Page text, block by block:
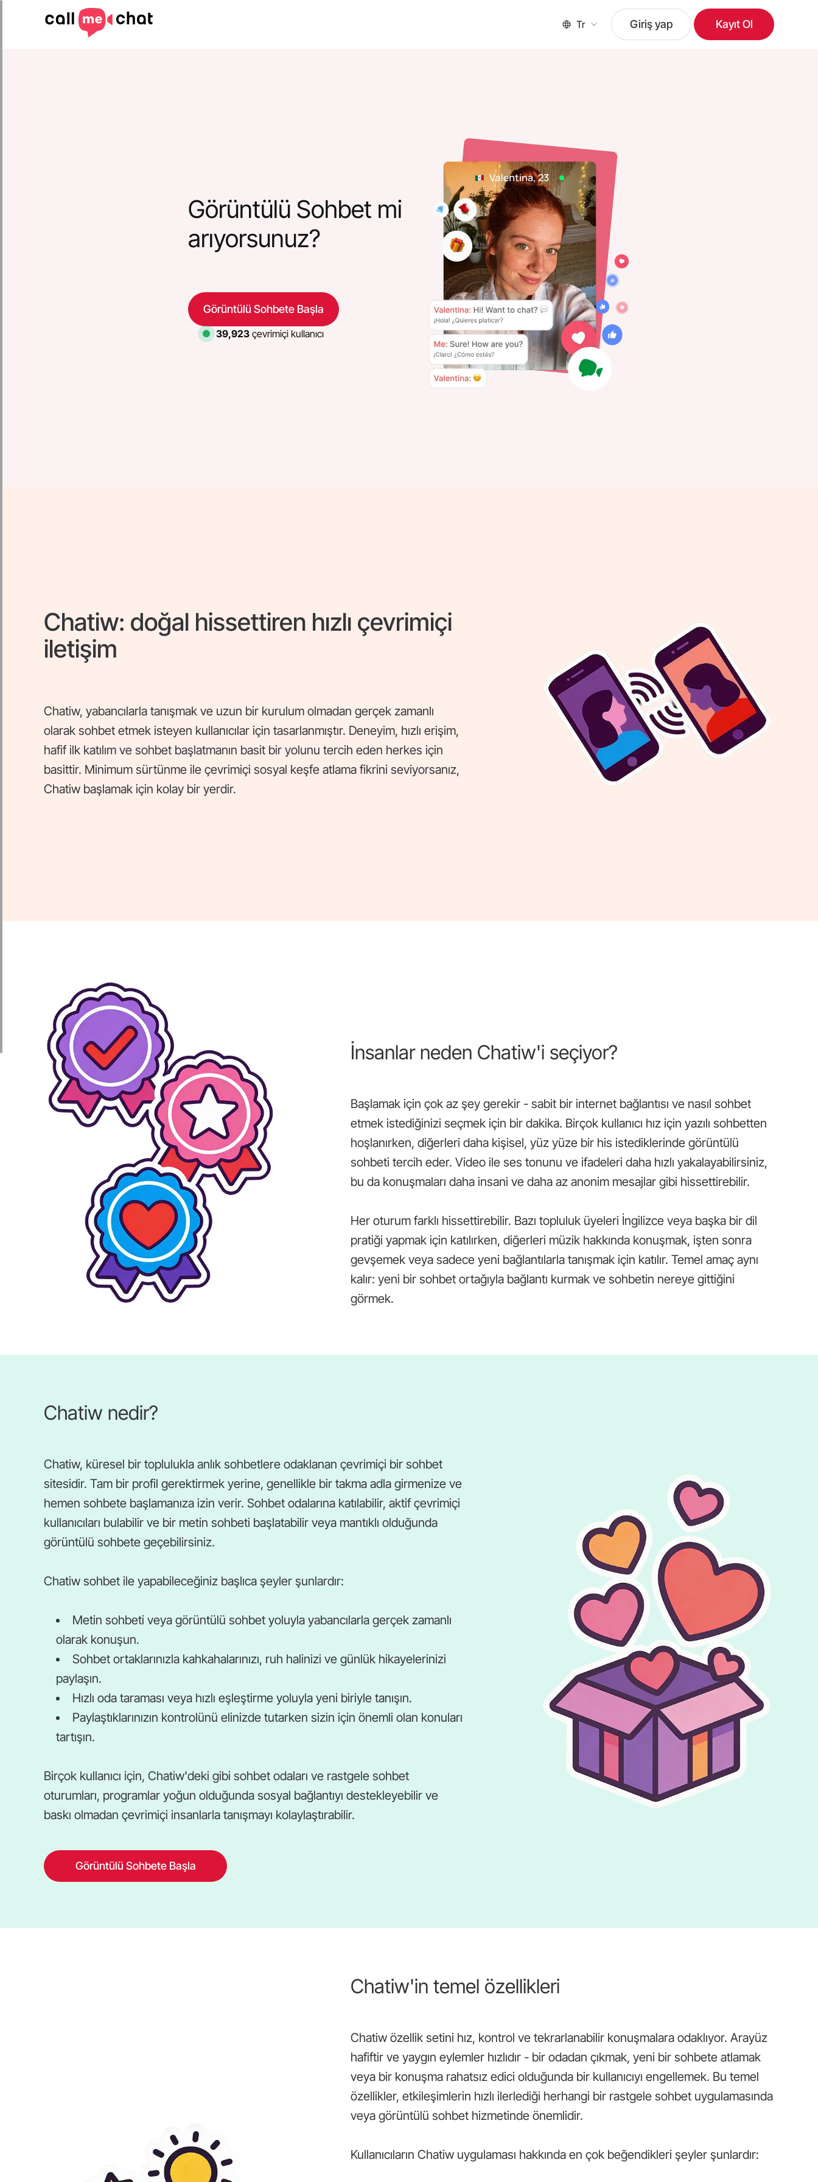
Tr Giriş yap Kayıt Ol
Görüntülü Sohbet mi
arıyorsunuz?
Görüntülü Sohbete Başla
39,923 çevrimiçi kullanıcı
Chatiw: doğal hissettiren hızlı çevrimiçi
iletişim
Chatiw, yabancılarla tanışmak ve uzun bir kurulum olmadan gerçek zamanlı
olarak sohbet etmek isteyen kullanıcılar için tasarlanmıştır. Deneyim, hızlı erişim,
hafif ilk katılım ve sohbet başlatmanın basit bir yolunu tercih eden herkes için
basittir. Minimum sürtünme ile çevrimiçi sosyal keşfe atlama fikrini seviyorsanız,
Chatiw başlamak için kolay bir yerdir.
İnsanlar neden Chatiw'i seçiyor?
Başlamak için çok az şey gerekir - sabit bir internet bağlantısı ve nasıl sohbet
etmek istediğinizi seçmek için bir dakika. Birçok kullanıcı hız için yazılı sohbetten
hoşlanırken, diğerleri daha kişisel, yüz yüze bir his istediklerinde görüntülü
sohbeti tercih eder. Video ile ses tonunu ve ifadeleri daha hızlı yakalayabilirsiniz,
bu da konuşmaları daha insani ve daha az anonim mesajlar gibi hissettirebilir.
Her oturum farklı hissettirebilir. Bazı topluluk üyeleri İngilizce veya başka bir dil
pratiği yapmak için katılırken, diğerleri müzik hakkında konuşmak, işten sonra
gevşemek veya sadece yeni bağlantılarla tanışmak için katılır. Temel amaç aynı
kalır: yeni bir sohbet ortağıyla bağlantı kurmak ve sohbetin nereye gittiğini
görmek.
Chatiw nedir?
Chatiw, küresel bir toplulukla anlık sohbetlere odaklanan çevrimiçi bir sohbet
sitesidir. Tam bir profil gerektirmek yerine, genellikle bir takma adla girmenize ve
hemen sohbete başlamanıza izin verir. Sohbet odalarına katılabilir, aktif çevrimiçi
kullanıcıları bulabilir ve bir metin sohbeti başlatabilir veya mantıklı olduğunda
görüntülü sohbete geçebilirsiniz.
Chatiw sohbet ile yapabileceğiniz başlıca şeyler şunlardır:
Metin sohbeti veya görüntülü sohbet yoluyla yabancılarla gerçek zamanlı
olarak konuşun.
Sohbet ortaklarınızla kahkahalarınızı, ruh halinizi ve günlük hikayelerinizi
paylaşın.
Hızlı oda taraması veya hızlı eşleştirme yoluyla yeni biriyle tanışın.
Paylaştıklarınızın kontrolünü elinizde tutarken sizin için önemli olan konuları
tartışın.
Birçok kullanıcı için, Chatiw'deki gibi sohbet odaları ve rastgele sohbet
oturumları, programlar yoğun olduğunda sosyal bağlantıyı destekleyebilir ve
baskı olmadan çevrimiçi insanlarla tanışmayı kolaylaştırabilir.
Görüntülü Sohbete Başla
Chatiw'in temel özellikleri
Chatiw özellik setini hız, kontrol ve tekrarlanabilir konuşmalara odaklıyor. Arayüz
hafiftir ve yaygın eylemler hızlıdır - bir odadan çıkmak, yeni bir sohbete atlamak
veya bir konuşma rahatsız edici olduğunda bir kullanıcıyı engellemek. Bu temel
özellikler, etkileşimlerin hızlı ilerlediği herhangi bir rastgele sohbet uygulamasında
veya görüntülü sohbet hizmetinde önemlidir.
Kullanıcıların Chatiw uygulaması hakkında en çok beğendikleri şeyler şunlardır: